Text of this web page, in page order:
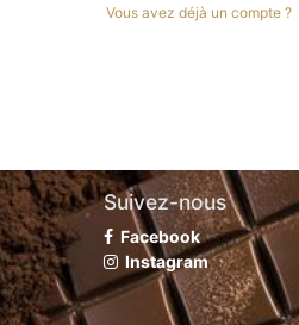
Vous avez déjà un compte ?
Suivez-nous
Facebook
Instagram